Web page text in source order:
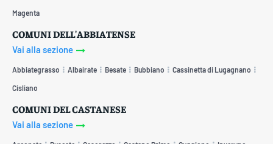
Magenta
COMUNI DELL'ABBIATENSE
Vai alla sezione
Abbiategrasso Albairate Besate Bubbiano Cassinetta di Lugagnano
Cisliano
COMUNI DEL CASTANESE
Vai alla sezione